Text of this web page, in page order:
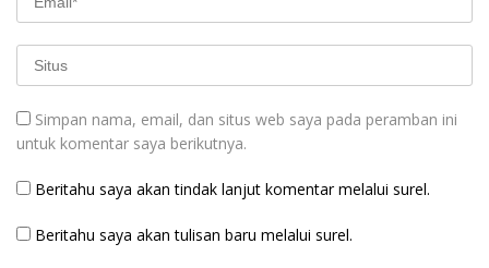
Simpan nama, email, dan situs web saya pada peramban ini
untuk komentar saya berikutnya.
Beritahu saya akan tindak lanjut komentar melalui surel.
Beritahu saya akan tulisan baru melalui surel.